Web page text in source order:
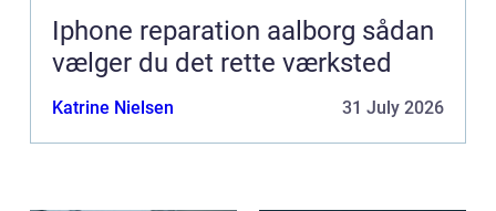
Iphone reparation aalborg sådan
vælger du det rette værksted
Katrine Nielsen 31 July 2026